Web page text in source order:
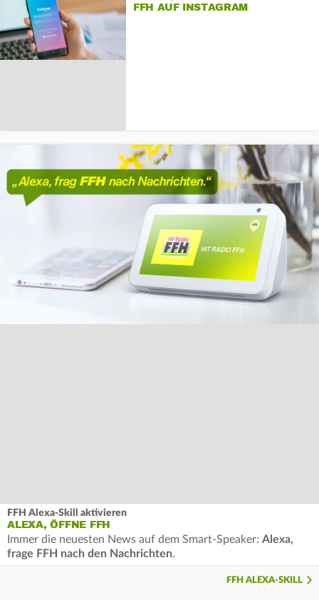
FFH AUF INSTAGRAM
FFH Alexa-Skill aktivieren
ALEXA, ÖFFNE FFH
Immer die neuesten News auf dem Smart-Speaker: Alexa,
frage FFH nach den Nachrichten.
FFH ALEXA-SKILL